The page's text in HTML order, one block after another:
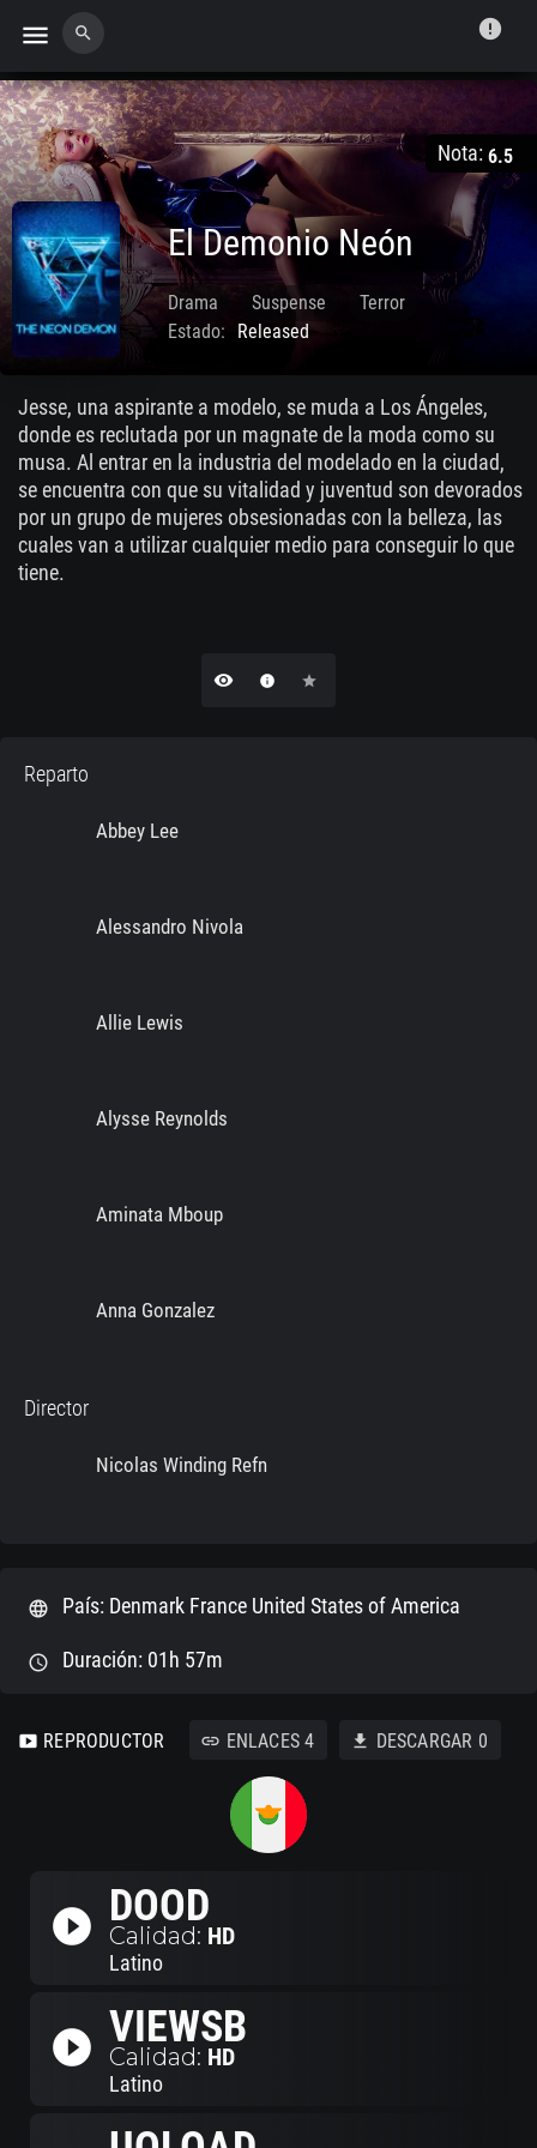
menu search error
Nota: 6.5
El Demonio Neón
Drama Suspense
Terror
Jun. 08 2016
Estado: Released
Jesse, una aspirante a modelo, se muda a Los Ángeles,
donde es reclutada por un magnate de la moda como su
musa. Al entrar en la industria del modelado en la ciudad,
se encuentra con que su vitalidad y juventud son devorados
por un grupo de mujeres obsesionadas con la belleza, las
cuales van a utilizar cualquier medio para conseguir lo que
tiene.
remove_red_eye info star
Reparto
Abbey Lee
Alessandro Nivola
Allie Lewis
Alysse Reynolds
Aminata Mboup
Anna Gonzalez
Director
Nicolas Winding Refn
language País: Denmark France United States of America
schedule Duración: 01h 57m
smart_display REPRODUCTOR link ENLACES4 download DESCARGAR 0
play_circle_filled DOOD
Calidad: HD
Latino
play_circle_filled VIEWSB
Calidad: HD
Latino